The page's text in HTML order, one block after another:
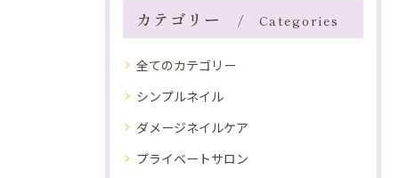
カテゴリー Categories
全てのカテゴリー
シンプルネイル
ダメージネイルケア
プライベートサロン